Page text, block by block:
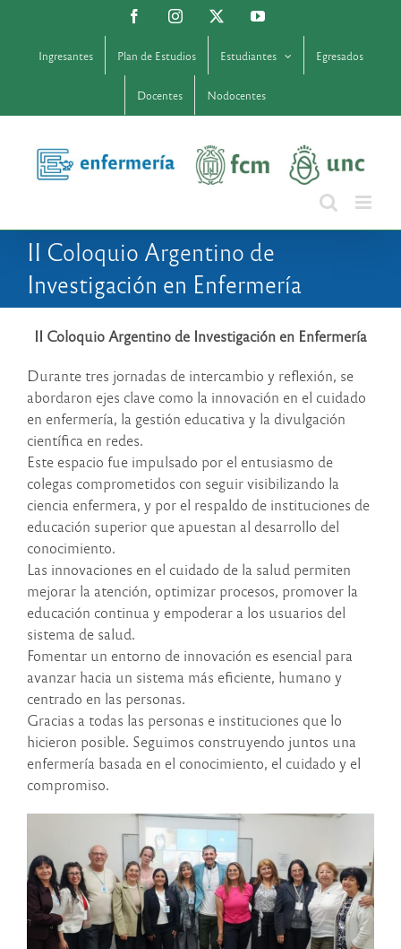
contenido
FacebookInstagram YouTube
Ingresantes Plan de Estudios Estudiantes Egresados
Docentes Nodocentes
II Coloquio Argentino de
Investigación en Enfermería
II Coloquio Argentino de Investigación en Enfermería
Durante tres jornadas de intercambio y reflexión, se
abordaron ejes clave como la innovación en el cuidado
en enfermería, la gestión educativa y la divulgación
científica en redes.
Este espacio fue impulsado por el entusiasmo de
colegas comprometidos con seguir visibilizando la
ciencia enfermera, y por el respaldo de instituciones de
educación superior que apuestan al desarrollo del
conocimiento.
Las innovaciones en el cuidado de la salud permiten
mejorar la atención, optimizar procesos, promover la
educación continua y empoderar a los usuarios del
sistema de salud.
Fomentar un entorno de innovación es esencial para
avanzar hacia un sistema más eficiente, humano y
centrado en las personas.
Gracias a todas las personas e instituciones que lo
hicieron posible. Seguimos construyendo juntos una
enfermería basada en el conocimiento, el cuidado y el
compromiso.